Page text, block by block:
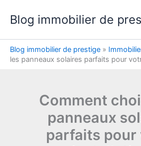
Blog immobilier de
Blog immobilier de prestige »
les panneaux solaires parfaits pour
Comment
panneaux
parfaits pour